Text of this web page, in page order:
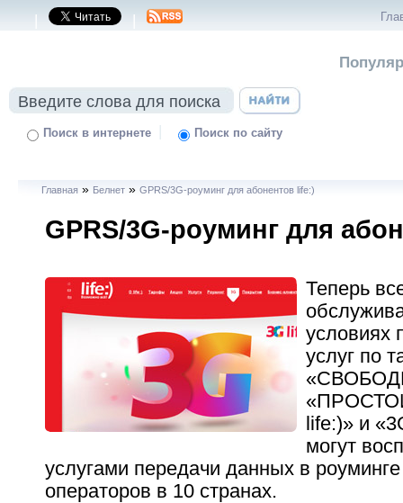
| |
Поиск в интернете | Поиск по сайту
Главная » Белнет »GPRS/3G-роуминг для абонентов life:)
GPRS/3G-роуминг для
Теперь
условиях
услуг по
life:)» и
могут
услугами передачи данных в
операторов в 10 странах.